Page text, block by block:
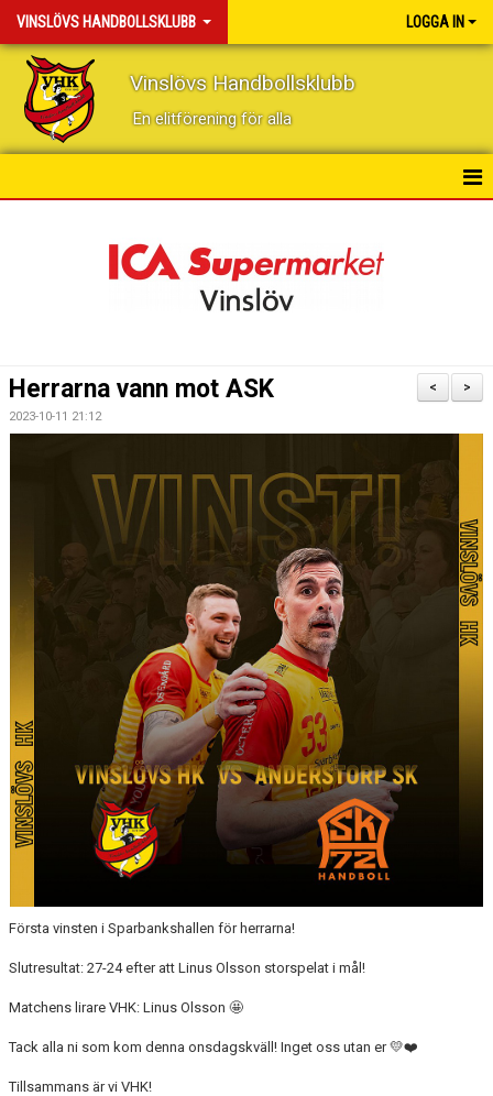
VINSLÖVS HANDBOLLSKLUBB LOGGA IN
Vinslövs Handbollsklubb
En elitförening för alla
BILDGALLERI
VHK SOCIALA MEDIER
VHK SHOP
TEAM 500
HERRARNAS RESULTAT & TABELL
>
<
Herrarna vann mot ASK
2023-10-11 21:12
Första vinsten i Sparbankshallen för herrarna!
Slutresultat: 27-24 efter att Linus Olsson storspelat i mål!
Matchens lirare VHK: Linus Olsson 🤩
Tack alla ni som kom denna onsdagskväll! Inget oss utan er 💛❤️
Tillsammans är vi VHK!